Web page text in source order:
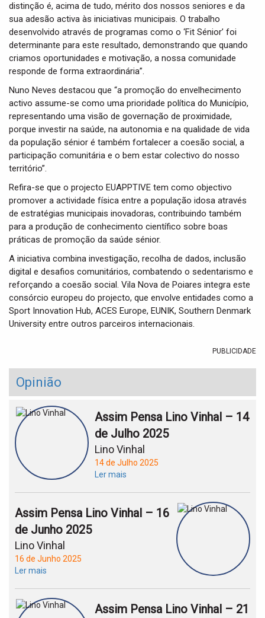
distinção é, acima de tudo, mérito dos nossos seniores e da
sua adesão activa às iniciativas municipais. O trabalho
desenvolvido através de programas como o ‘Fit Sénior’ foi
determinante para este resultado, demonstrando que quando
criamos oportunidades e motivação, a nossa comunidade
responde de forma extraordinária”.
Nuno Neves destacou que “a promoção do envelhecimento
activo assume-se como uma prioridade política do Município,
representando uma visão de governação de proximidade,
porque investir na saúde, na autonomia e na qualidade de vida
da população sénior é também fortalecer a coesão social, a
participação comunitária e o bem estar colectivo do nosso
território”.
Refira-se que o projecto EUAPPTIVE tem como objectivo
promover a actividade física entre a população idosa através
de estratégias municipais inovadoras, contribuindo também
para a produção de conhecimento científico sobre boas
práticas de promoção da saúde sénior.
A iniciativa combina investigação, recolha de dados, inclusão
digital e desafios comunitários, combatendo o sedentarismo e
reforçando a coesão social. Vila Nova de Poiares integra este
consórcio europeu do projecto, que envolve entidades como a
Sport Innovation Hub, ACES Europe, EUNIK, Southern Denmark
University entre outros parceiros internacionais.
PUBLICIDADE
Opinião
Assim Pensa Lino Vinhal – 14
de Julho 2025
Lino Vinhal
14 de Julho 2025
Ler mais
Assim Pensa Lino Vinhal – 16
de Junho 2025
Lino Vinhal
16 de Junho 2025
Ler mais
Assim Pensa Lino Vinhal – 21